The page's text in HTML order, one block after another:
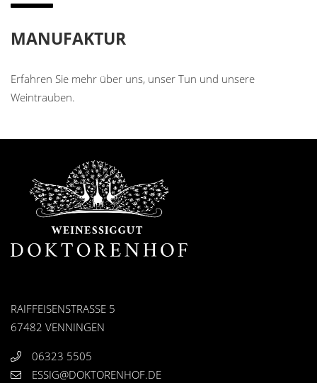
MANUFAKTUR
Erfahren Sie mehr über uns, unser Tun und unsere
Weintrauben.
RAIFFEISENSTRASSE 5
67482 VENNINGEN
06323 5505
ESSIG@DOKTORENHOF.DE